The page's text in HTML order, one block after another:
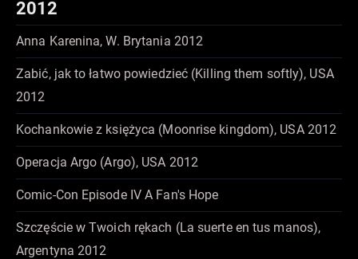
2012
Anna Karenina, W. Brytania 2012
Zabić, jak to łatwo powiedzieć (Killing them softly), USA
2012
Kochankowie z księżyca (Moonrise kingdom), USA 2012
Operacja Argo (Argo), USA 2012
Comic-Con Episode IV A Fan's Hope
Szczęście w Twoich rękach (La suerte en tus manos),
Argentyna 2012